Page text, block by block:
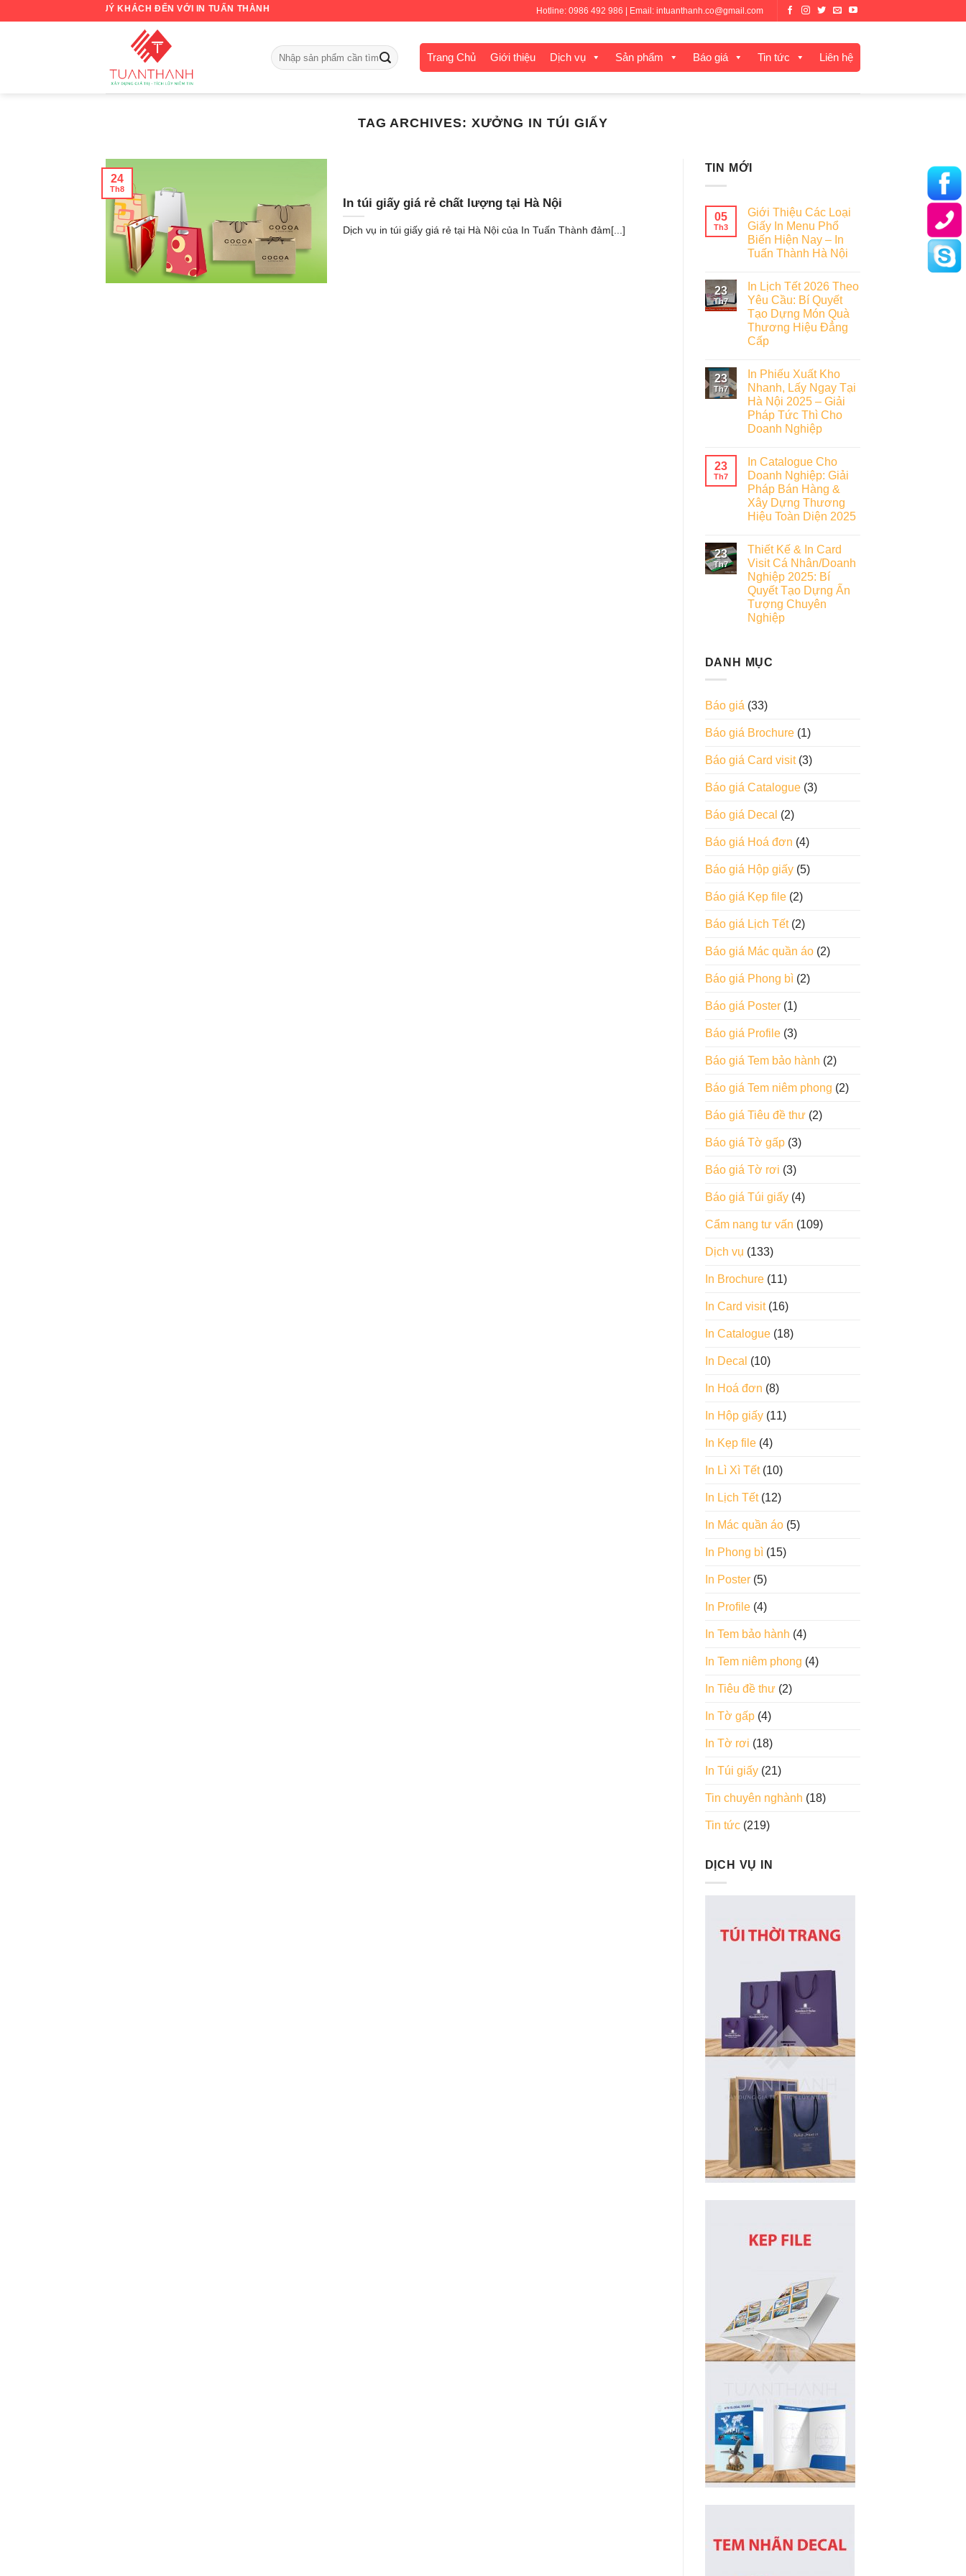
MỪNG QUÝ KHÁCH ĐẾN VỚI IN TUẤN THÀNH Hotline: 0986 492 986 | Email: intuanthanh.co@gmail.com
Trang Chủ Giới thiệu Dịch vụ Sản phẩm Báo giá Tin tức Liên hệ
TAG ARCHIVES: XƯỞNG IN TÚI GIẤY
In túi giấy giá rẻ chất lượng tại Hà Nội
Dịch vụ in túi giấy giá rẻ tại Hà Nội của In Tuấn Thành đảm[...]
24
Th8
TIN MỚI
05
Th3
Giới Thiệu Các Loại
Giấy In Menu Phổ
Biến Hiện Nay – In
Tuấn Thành Hà Nội
23
Th7
In Lịch Tết 2026 Theo
Yêu Cầu: Bí Quyết
Tạo Dựng Món Quà
Thương Hiệu Đẳng
Cấp
23
Th7
In Phiếu Xuất Kho
Nhanh, Lấy Ngay Tại
Hà Nội 2025 – Giải
Pháp Tức Thì Cho
Doanh Nghiệp
23
Th7
In Catalogue Cho
Doanh Nghiệp: Giải
Pháp Bán Hàng &
Xây Dựng Thương
Hiệu Toàn Diện 2025
23
Th7
Thiết Kế & In Card
Visit Cá Nhân/Doanh
Nghiệp 2025: Bí
Quyết Tạo Dựng Ấn
Tượng Chuyên
Nghiệp
DANH MỤC
Báo giá (33)
Báo giá Brochure(1)
Báo giá Card visit(3)
Báo giá Catalogue(3)
Báo giá Decal (2)
Báo giá Hoá đơn (4)
Báo giá Hộp giấy(5)
Báo giá Kẹp file(2)
Báo giá Lịch Tết(2)
Báo giá Mác quần áo(2)
Báo giá Phong bì(2)
Báo giá Poster(1)
Báo giá Profile(3)
Báo giá Tem bảo hành (2)
Báo giá Tem niêm phong (2)
Báo giá Tiêu đề thư(2)
Báo giá Tờ gấp(3)
Báo giá Tờ rơi (3)
Báo giá Túi giấy(4)
Cẩm nang tư vấn (109)
Dịch vụ (133)
In Brochure(11)
In Card visit(16)
In Catalogue(18)
In Decal (10)
In Hoá đơn (8)
In Hộp giấy(11)
In Kẹp file(4)
In Lì Xì Tết(10)
In Lịch Tết(12)
In Mác quần áo(5)
In Phong bì(15)
In Poster(5)
In Profile(4)
In Tem bảo hành (4)
In Tem niêm phong (4)
In Tiêu đề thư(2)
In Tờ gấp(4)
In Tờ rơi (18)
In Túi giấy(21)
Tin chuyên nghành (18)
Tin tức(219)
DỊCH VỤ IN